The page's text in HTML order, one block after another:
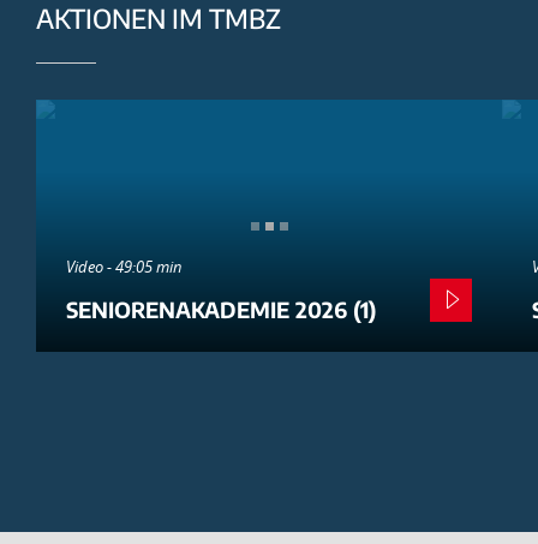
AKTIONEN IM TMBZ
Video - 49:05 min
SENIORENAKADEMIE 2026 (1)